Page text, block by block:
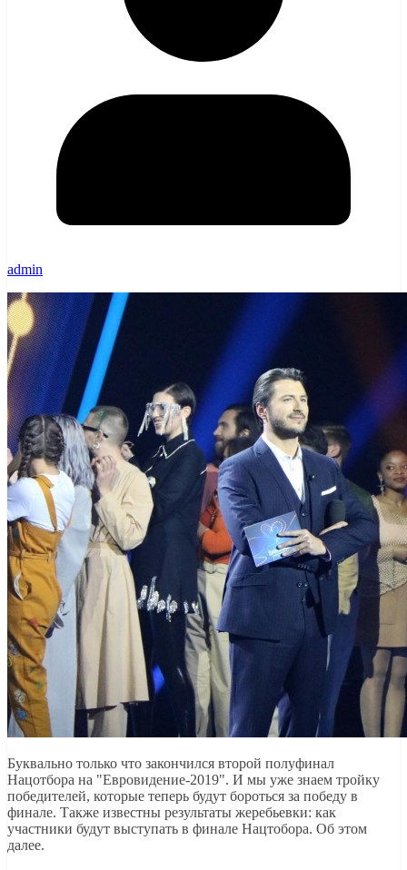
admin
Буквально только что закончился второй полуфинал
Нацотбора на "Евровидение-2019". И мы уже знаем тройку
победителей, которые теперь будут бороться за победу в
финале. Также известны результаты жеребьевки: как
участники будут выступать в финале Нацтобора. Об этом
далее.